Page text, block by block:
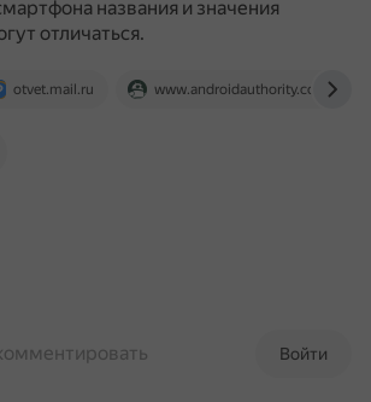
названия и значения
отличаться.
otvet.mail.ru www.androidauthority.com
Войти